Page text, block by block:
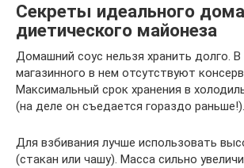
Секреты идеального
диетического майонеза
Домашний соус нельзя хранить долго. В
магазинного в нем отсутствуют
Максимальный срок хранения в
(на деле он съедается гораздо раньше!).
Для взбивания лучше использовать
(стакан или чашу). Масса сильно